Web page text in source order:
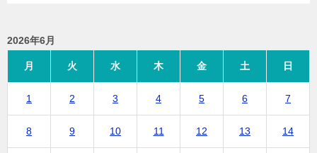
2026年6月
月 火 水 木 金 土 日
1 2 3 4 5 6 7
8 9 10 11 12 13 14